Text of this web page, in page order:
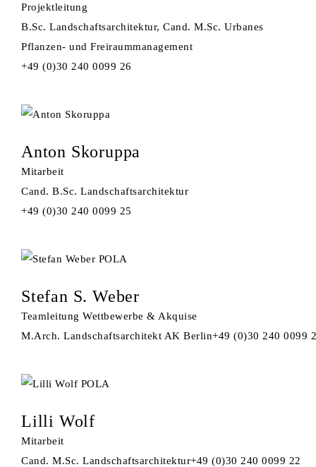
Projektleitung
B.Sc. Landschaftsarchitektur, Cand. M.Sc. Urbanes
Pflanzen- und Freiraummanagement
+49 (0)30 240 0099 26
Anton Skoruppa
Mitarbeit
Cand. B.Sc. Landschaftsarchitektur
+49 (0)30 240 0099 25
Stefan S. Weber
Teamleitung Wettbewerbe & Akquise
M.Arch. Landschaftsarchitekt AK Berlin+49 (0)30 240 0099
Lilli Wolf
Mitarbeit
Cand. M.Sc. Landschaftsarchitektur+49 (0)30 240 0099 22